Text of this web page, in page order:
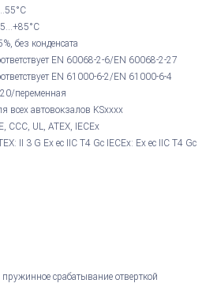
без конденсата
EN 60068-2-6/EN 60068-2-27
EN 61000-6-2/EN 61000-6-4
переменная
всех автовокзалов KSxxxx
CCC, UL, ATEX, IECEx
II 3 G Ex ec IIC T4 Gc IECEx: Ex ec IIC T4 Gc
срабатывание отверткой